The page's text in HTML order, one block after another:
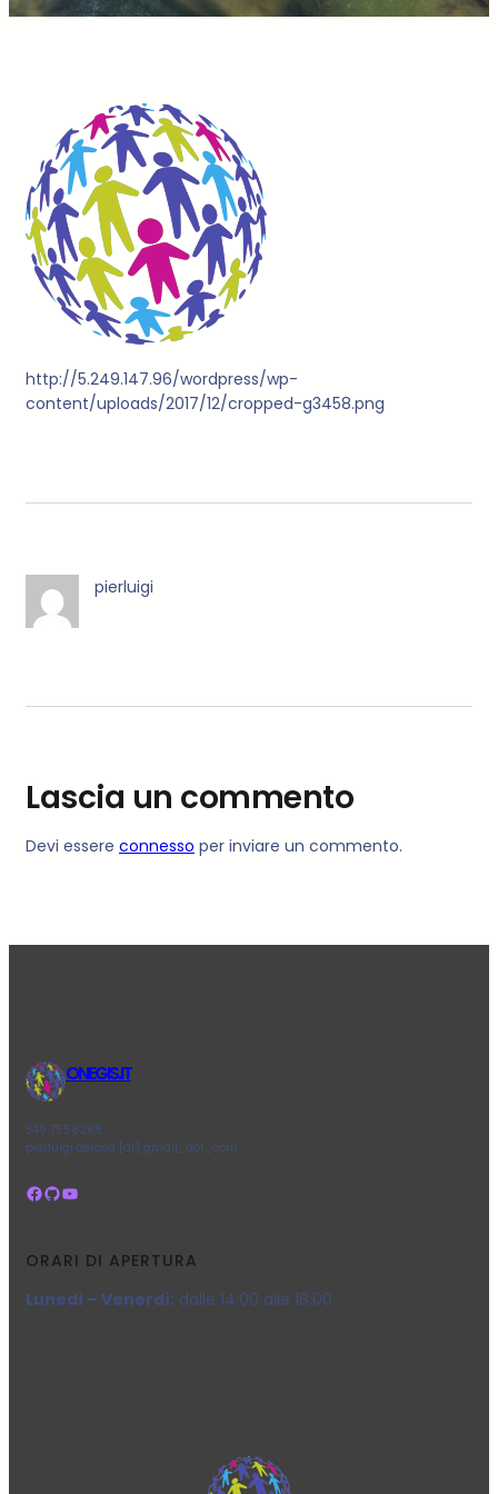
http://5.249.147.96/wordpress/wp-
content/uploads/2017/12/cropped-g3458.png
pierluigi
Lascia un commento
Devi essere connesso per inviare un commento.
ONEGIS.IT
349 7558268
pierluigi.derosa [at] gmail_dot_com
Facebook GitHub YouTube
ORARI DI APERTURA
Lunedì – Venerdì: dalle 14:00 alle 18:00